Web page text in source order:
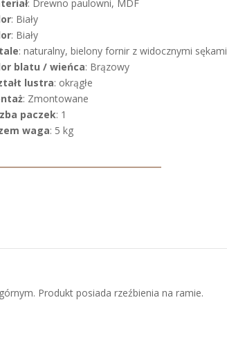
: Drewno paulowni, MDF
: Biały
: Biały
: naturalny, bielony fornir z widocznymi sękami
blatu / wieńca: Brązowy
lustra: okrągłe
: Zmontowane
paczek: 1
waga: 5 kg
Produkt posiada rzeźbienia na ramie.